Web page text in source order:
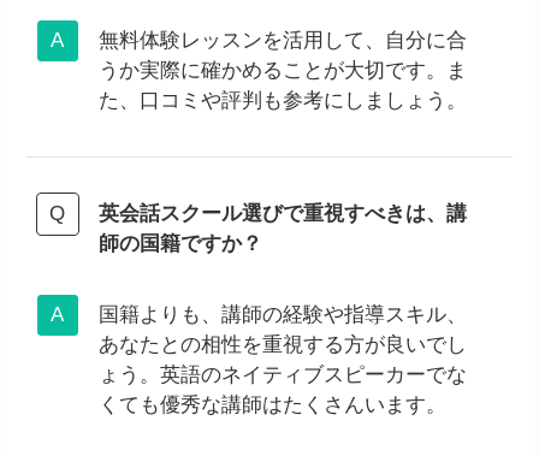
無料体験レッスンを活用して、自分に合
うか実際に確かめることが大切です。ま
た、口コミや評判も参考にしましょう。
英会話スクール選びで重視すべきは、講
師の国籍ですか？
国籍よりも、講師の経験や指導スキル、
あなたとの相性を重視する方が良いでし
ょう。英語のネイティブスピーカーでな
くても優秀な講師はたくさんいます。